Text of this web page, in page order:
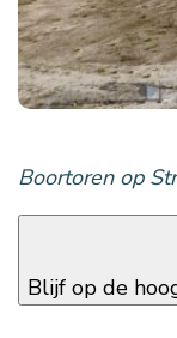
Boortoren op
Blijf op de